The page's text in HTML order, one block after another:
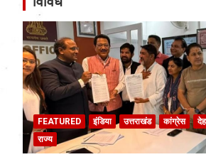
FEATURED इंडिया उत्तराखंड कांग्रेस
राज्य